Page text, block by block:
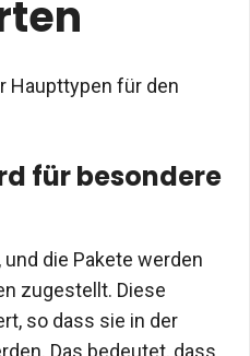
Haupttypen für den
für besondere
die Pakete werden
zugestellt. Diese
so dass sie in der
Das bedeutet, dass